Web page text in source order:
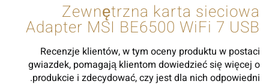
Zewnętrzna karta sieciowa
Adapter MSI BE6500 WiFi 7 USB
Recenzje klientów, w tym oceny produktu w postaci
gwiazdek, pomagają klientom dowiedzieć się więcej o
produkcie i zdecydować, czy jest dla nich odpowiedni.